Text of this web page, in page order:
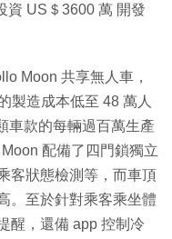
資 US＄3600 萬 開發
Moon 共享無人車，
製造成本低至 48 萬人
車款的每輛過百萬生產
配備了四門鎖獨立
客狀態檢測等，而車頂
。至於針對乘客乘坐體
醒，還備 app 控制冷